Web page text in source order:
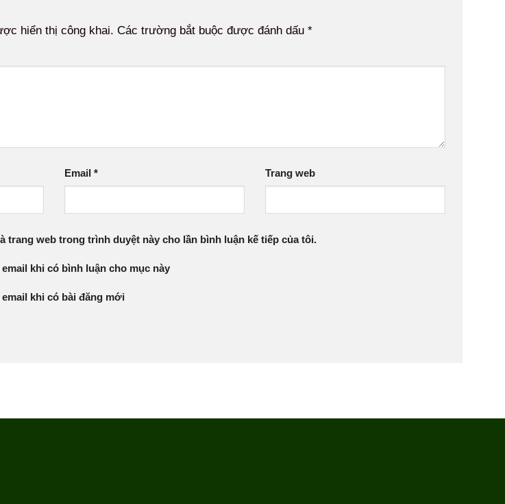
hiển thị công khai. Các trường bắt buộc được đánh dấu *
Email * Trang web
trang web trong trình duyệt này cho lần bình luận kế tiếp của tôi.
khi có bình luận cho mục này
khi có bài đăng mới